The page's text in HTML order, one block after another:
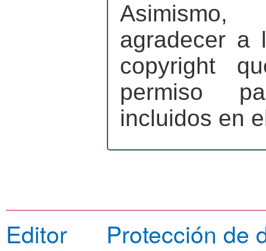
agradecer a
copyright
permiso
incluidos en
Editor Protección de